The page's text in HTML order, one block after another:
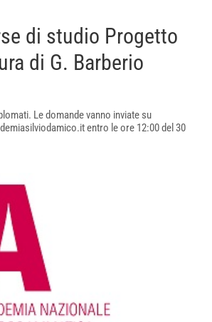
di studio Progetto
di G. Barberio
Le domande vanno inviate su
entro le ore 12:00 del 30